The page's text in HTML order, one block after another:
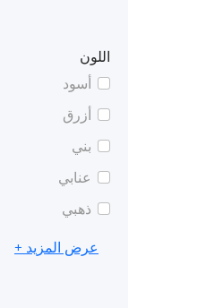
اللون
أسود
أزرق
بني
عنابي
ذهبي
عرض المزيد +